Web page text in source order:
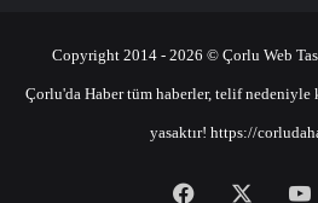
Copyright 2014 - 2026 © Çorlu Web
Çorlu'da Haber tüm haberler, telif nedeniyle
yasaktır! https://
Facebook